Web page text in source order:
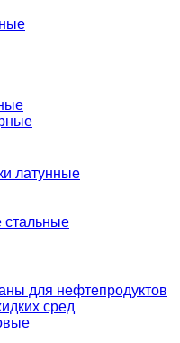
латунные
для нефтепродуктов
сред